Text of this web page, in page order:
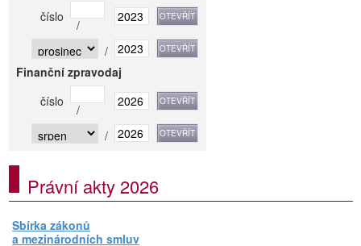
číslo
/
/
Finanční zpravodaj
číslo
/
/
Právní akty 2026
Sbírka zákonů
a mezinárodních smluv